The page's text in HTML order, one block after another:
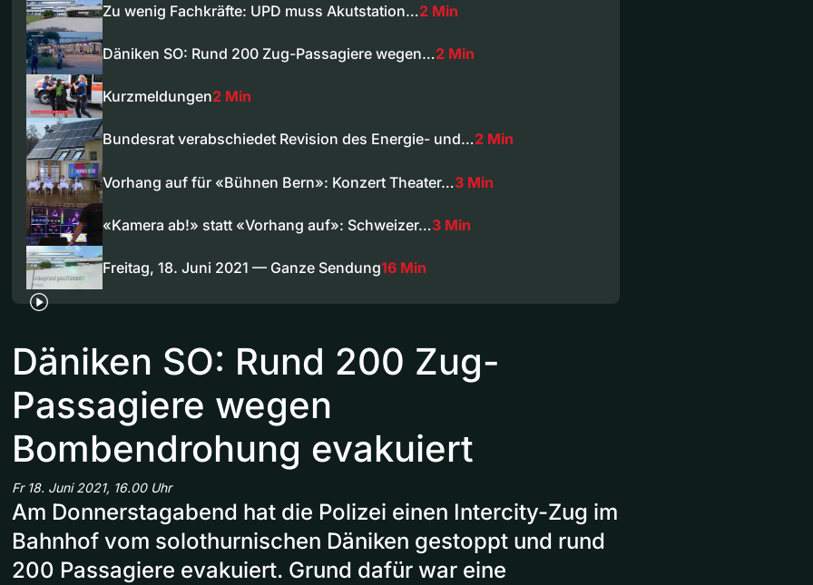
Zu wenig Fachkräfte: UPD muss Akutstation…2 Min
Däniken SO: Rund 200 Zug-Passagiere wegen…2 Min
Kurzmeldungen2 Min
Bundesrat verabschiedet Revision des Energie- und…2 Min
Vorhang auf für «Bühnen Bern»: Konzert Theater…3 Min
«Kamera ab!» statt «Vorhang auf»: Schweizer…3 Min
Freitag, 18. Juni 2021 — Ganze Sendung16 Min
Däniken SO: Rund 200 Zug-
Passagiere wegen
Bombendrohung evakuiert
Fr 18. Juni 2021, 16.00 Uhr
Am Donnerstagabend hat die Polizei einen Intercity-Zug im
Bahnhof vom solothurnischen Däniken gestoppt und rund
200 Passagiere evakuiert. Grund dafür war eine